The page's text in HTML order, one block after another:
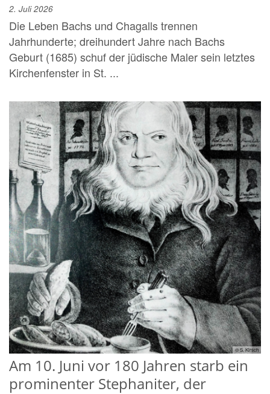
2. Juli 2026
Die Leben Bachs und Chagalls trennen
Jahrhunderte; dreihundert Jahre nach Bachs
Geburt (1685) schuf der jüdische Maler sein letztes
Kirchenfenster in St. ...
© S. Kirsch
Am 10. Juni vor 180 Jahren starb ein
prominenter Stephaniter, der